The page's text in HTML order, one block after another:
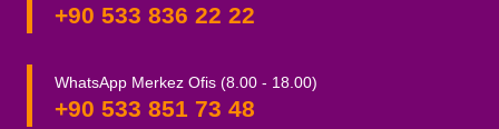
+90 533 836 22 22
WhatsApp Merkez Ofis (8.00 - 18.00)
+90 533 851 73 48